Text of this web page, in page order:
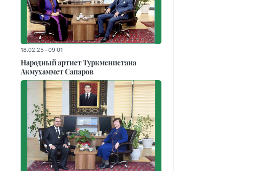
18.02.25 - 09:01
Народный артист Туркменистана
Акмухаммет Сапаров